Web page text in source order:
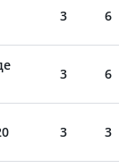
3 6
3 6
3 3